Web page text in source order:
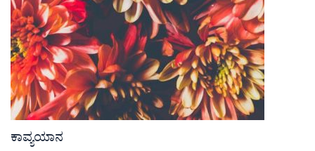
ಕಾವ್ಯಯಾನ